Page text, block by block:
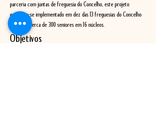
parceria com juntas de freguesia do Concelho, este projeto
encontra-se implementado em dez das 13 freguesias do Concelho
e integra cerca de 300 seniores em 16 núcleos.
Objetivos